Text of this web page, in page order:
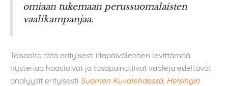
omiaan tukemaan perussuomalaisten
vaalikampanjaa.
Toisaalta tätä erityisesti iltapäivälehtien levittämää
hysteriaa haastoivat ja tasapainottivat vaaleja edeltävät
analyysit erityisesti Suomen Kuvalehdessä, Helsingin